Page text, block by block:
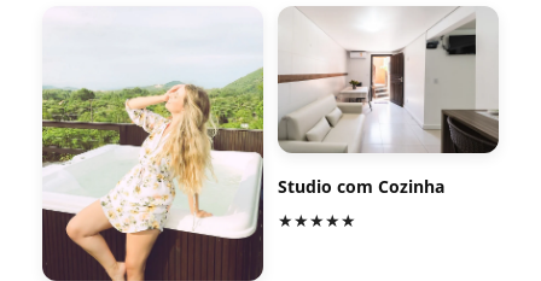
Studio com Cozinha
★★★★★